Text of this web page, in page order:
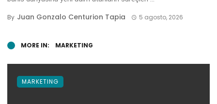
By Juan Gonzalo Centurion Tapia 5 agosto, 2026
MORE IN: MARKETING
MARKETING